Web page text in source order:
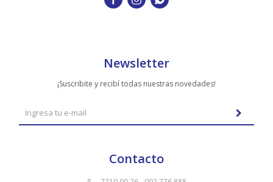
Contacto
Newsletter
¡Suscribite y recibí todas nuestras novedades!